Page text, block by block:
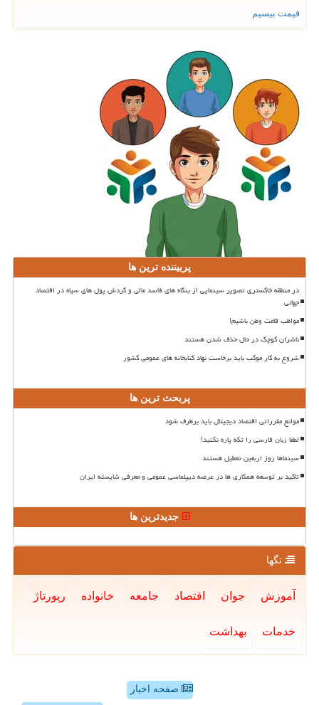
قیمت بیسیم
پربیننده ترین ها
در منطقه خاکستری تصویر سینمایی از بنگاه های فاسد مالی و گردش پول های سیاه در اقتصاد
جهانی
مواظب قامت وطن باشیم!
ناشران کوچک در حال حذف شدن هستند
شروع به کار موکب باید برخاست نهاد کتابخانه های عمومی کشور
پربحث ترین ها
موانع مقرراتی اقتصاد دیجیتال باید برطرف شود
لطفا زبان فارسی را تکه پاره نکنید!
سینماها روز اربعین تعطیل هستند
تاکید بر توسعه همکاری ها در عرصه دیپلماسی عمومی و معرفی شایسته ایران
جدیدترین ها
تگها
آموزش جوان اقتصاد جامعه خانواده رپورتاژ
خدمات بهداشت
صفحه اخبار